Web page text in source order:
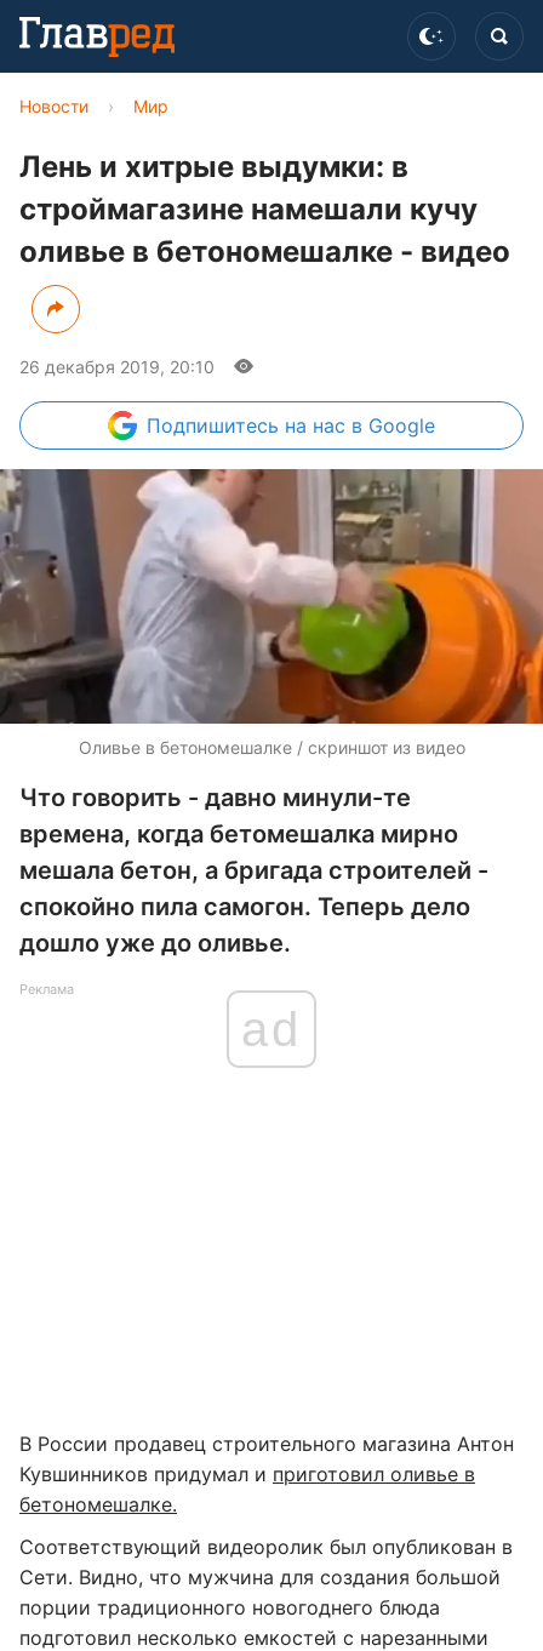
Новости › Мир
Лень и хитрые выдумки: в
строймагазине намешали кучу
оливье в бетономешалке - видео
26 декабря 2019, 20:10
Подпишитесь на нас в Google
Оливье в бетономешалке / скриншот из видео
Что говорить - давно минули-те
времена, когда бетомешалка мирно
мешала бетон, а бригада строителей -
спокойно пила самогон. Теперь дело
дошло уже до оливье.
Реклама
ad
В России продавец строительного магазина Антон
Кувшинников придумал и приготовил оливье в
бетономешалке.
Соответствующий видеоролик был опубликован в
Сети. Видно, что мужчина для создания большой
порции традиционного новогоднего блюда
подготовил несколько емкостей с нарезанными